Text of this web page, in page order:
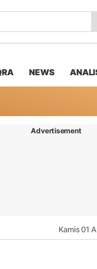
NEWS
Advertisement
Kamis 01